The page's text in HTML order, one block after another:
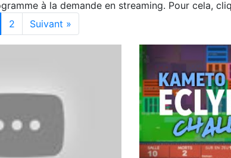
à la demande en streaming. Pour cela,
2 Suivant »